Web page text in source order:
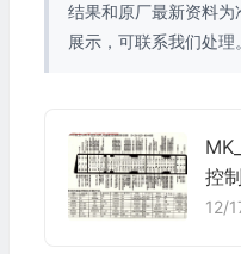
结果和原厂最新资料
展示，可联系我们处理。
控
针1
12/